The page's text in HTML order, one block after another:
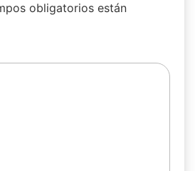
obligatorios están